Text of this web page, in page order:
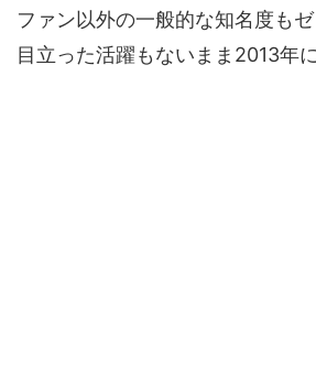
ファン以外の一般的な知名度もゼ
目立った活躍もないまま2013年